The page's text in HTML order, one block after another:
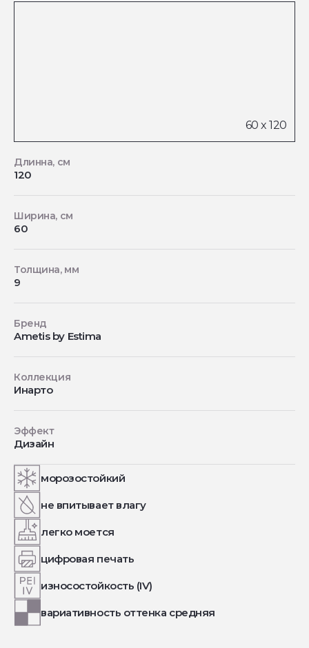
Длинна, см
120
Ширина, см
60
Толщина, мм
9
Бренд
Ametis by Estima
Коллекция
Инарто
Эффект
Дизайн
морозостойкий
не впитывает влагу
легко моется
цифровая печать
износостойкость (IV)
вариативность оттенка средняя